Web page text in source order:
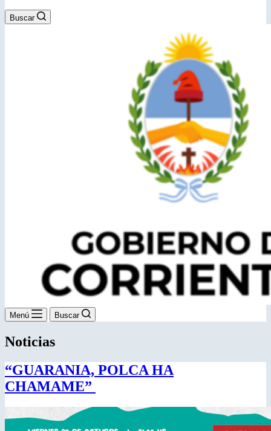
Buscar
Menú Buscar
Noticias
“GUARANIA, POLCA HA
CHAMAME”